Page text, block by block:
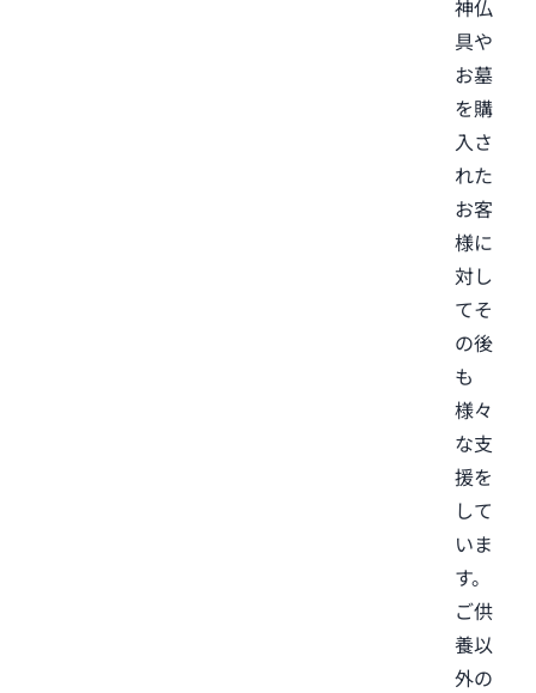
神仏
具や
お墓
を購
入さ
れた
お客
様に
対し
てそ
の後
も
様々
な支
援を
して
いま
す。
ご供
養以
外の